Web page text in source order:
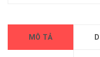
MÔ TẢ